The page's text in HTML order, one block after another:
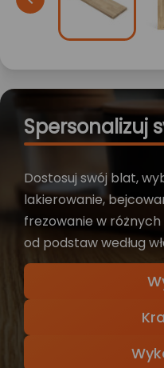
Spersonalizuj
Dostosuj swój blat,
lakierowanie,
frezowanie w
od podstaw według